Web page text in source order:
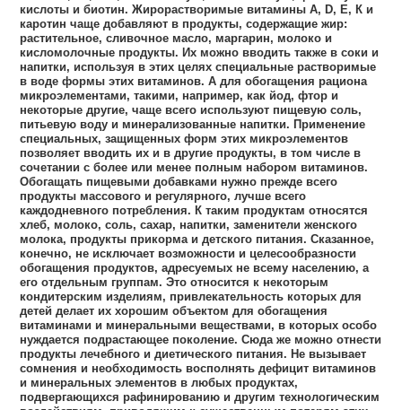
кислоты и биотин. Жирорастворимые витамины A, D, Е, К и
каротин чаще добавляют в продукты, содержащие жир:
растительное, сливочное масло, маргарин, молоко и
кисломолочные продукты. Их можно вводить также в соки и
напитки, используя в этих целях специальные растворимые
в воде формы этих витаминов. А для обогащения рациона
микроэлементами, такими, например, как йод, фтор и
некоторые другие, чаще всего используют пищевую соль,
питьевую воду и минерализованные напитки. Применение
специальных, защищенных форм этих микроэлементов
позволяет вводить их и в другие продукты, в том числе в
сочетании с более или менее полным набором витаминов.
Обогащать пищевыми добавками нужно прежде всего
продукты массового и регулярного, лучше всего
каждодневного потребления. К таким продуктам относятся
хлеб, молоко, соль, сахар, напитки, заменители женского
молока, продукты прикорма и детского питания. Сказанное,
конечно, не исключает возможности и целесообразности
обогащения продуктов, адресуемых не всему населению, а
его отдельным группам. Это относится к некоторым
кондитерским изделиям, привлекательность которых для
детей делает их хорошим объектом для обогащения
витаминами и минеральными веществами, в которых особо
нуждается подрастающее поколение. Сюда же можно отнести
продукты лечебного и диетического питания. Не вызывает
сомнения и необходимость восполнять дефицит витаминов
и минеральных элементов в любых продуктах,
подвергающихся рафинированию и другим технологическим